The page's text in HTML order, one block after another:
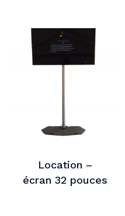
Location –
écran 32 pouces